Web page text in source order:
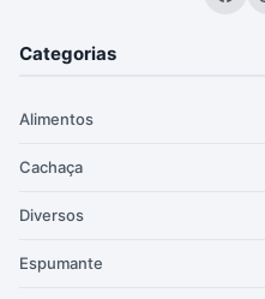
Categorias
Alimentos
Cachaça
Diversos
Espumante